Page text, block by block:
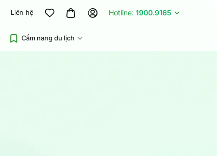
Liên hệ Hotline: 1900.9165
Cẩm nang du lịch